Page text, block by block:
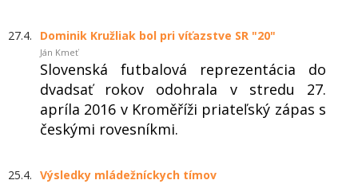
27.4. Dominik Kružliak bol pri víťazstve SR "20"
Ján Kmeť
Slovenská futbalová reprezentácia do
dvadsať rokov odohrala v stredu 27.
apríla 2016 v Kroměříži priateľský zápas s
českými rovesníkmi.
25.4. Výsledky mládežníckych tímov